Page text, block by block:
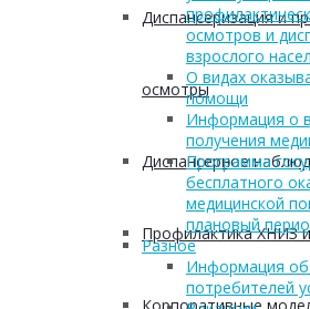
Диспансеризация и
осмотры
Диспансерное
Профилактика ХНИЗ
осмотров и
взрослого
О видах
помощи
Информация о
получения
Программа
бесплатного
медицинской
плановый
Разное
Информация
потребителей